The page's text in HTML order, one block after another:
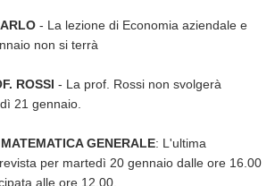
- La lezione di Economia aziendale e
non si terrà
ROSSI - La prof. Rossi non svolgerà
21 gennaio.
GENERALE: L'ultima
per martedì 20 gennaio dalle ore 16.00
alle ore 12.00.